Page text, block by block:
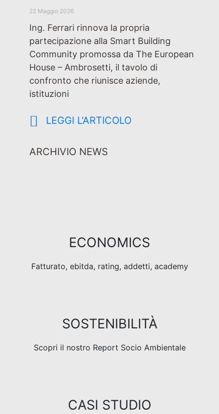
22 Maggio 2026
Ing. Ferrari rinnova la propria
partecipazione alla Smart Building
Community promossa da The European
House – Ambrosetti, il tavolo di
confronto che riunisce aziende,
istituzioni
LEGGI L'ARTICOLO
ARCHIVIO NEWS
ECONOMICS
Fatturato, ebitda, rating, addetti, academy
SOSTENIBILITÀ
Scopri il nostro Report Socio Ambientale
CASI STUDIO